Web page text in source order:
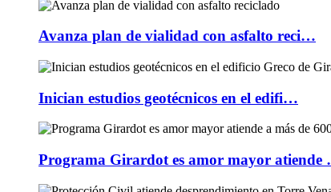
Avanza plan de vialidad con asfalto reci…
Inician estudios geotécnicos en el edifi…
Programa Girardot es amor mayor atiende